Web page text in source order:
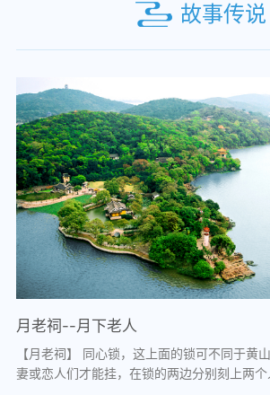
故事传说
月老祠--月下老人
【月老祠】 同心锁，这上面的锁可不同于黄
妻或恋人们才能挂，在锁的两边分别刻上两个